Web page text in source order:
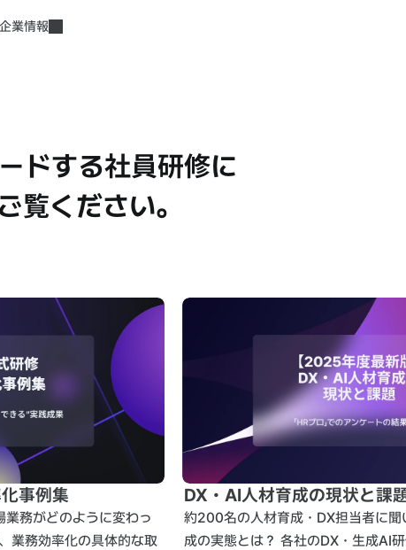
企業情報
ドする社員研修に
覧ください。
事例集
務がどのように変わっ
業務効率化の具体的な取
DX・AI人材育成の現状と課
約200名の人材育成・DX担当者に聞
成の実態とは？ 各社のDX・生成AI